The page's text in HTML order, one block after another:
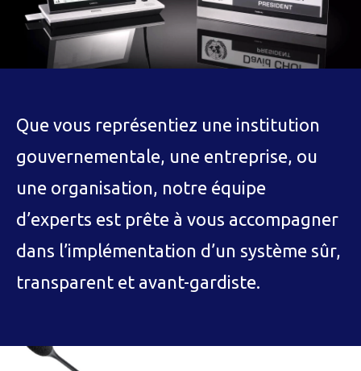
Que vous représentiez une institution
gouvernementale, une entreprise, ou
une organisation, notre équipe
d’experts est prête à vous accompagner
dans l’implémentation d’un système sûr,
transparent et avant-gardiste.